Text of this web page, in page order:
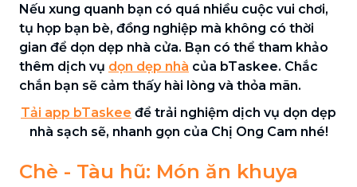
Nếu xung quanh bạn có quá nhiều cuộc vui chơi,
tụ họp bạn bè, đồng nghiệp mà không có thời
gian để dọn dẹp nhà cửa. Bạn có thể tham khảo
thêm dịch vụ dọn dẹp nhà của bTaskee. Chắc
chắn bạn sẽ cảm thấy hài lòng và thỏa mãn.
Tải app bTaskee để trải nghiệm dịch vụ dọn dẹp
nhà sạch sẽ, nhanh gọn của Chị Ong Cam nhé!
Chè - Tàu hũ: Món ăn khuya